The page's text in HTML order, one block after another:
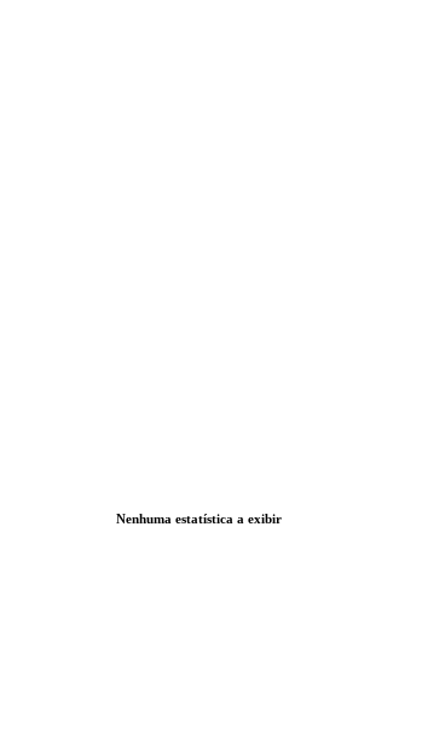
Nenhuma estatística a exibir